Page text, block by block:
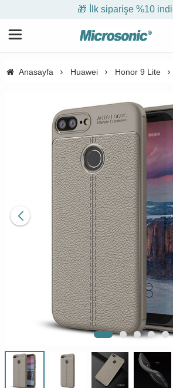
🎁 İlk siparişe %10
Anasayfa Huawei Honor 9 Lite